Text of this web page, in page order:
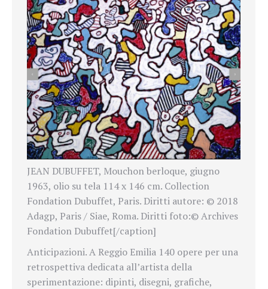
JEAN DUBUFFET, Mouchon berloque, giugno
1963, olio su tela 114 x 146 cm. Collection
Fondation Dubuffet, Paris. Diritti autore: © 2018
Adagp, Paris / Siae, Roma. Diritti foto:© Archives
Fondation Dubuffet[/caption]
Anticipazioni. A Reggio Emilia 140 opere per una
retrospettiva dedicata all’artista della
sperimentazione: dipinti, disegni, grafiche,